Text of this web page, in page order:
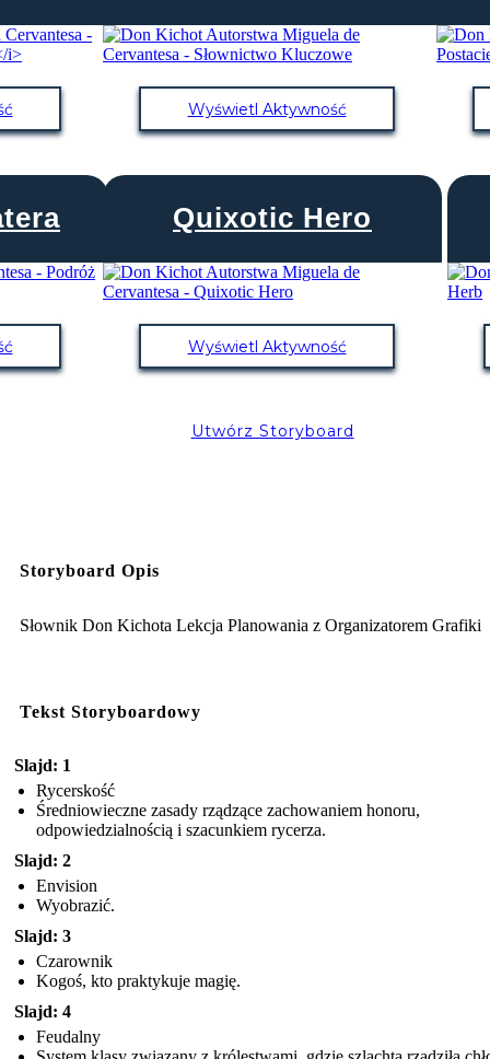
Wyświetl Aktywność
Quixotic Hero
Wyświetl Aktywność
Utwórz Storyboard
Storyboard Opis
Słownik Don Kichota Lekcja Planowania z Organizatorem Grafiki
Tekst Storyboardowy
Slajd: 1
Rycerskość
Średniowieczne zasady rządzące zachowaniem honoru,
odpowiedzialnością i szacunkiem rycerza.
Slajd: 2
Envision
Wyobrazić.
Slajd: 3
Czarownik
Kogoś, kto praktykuje magię.
Slajd: 4
Feudalny